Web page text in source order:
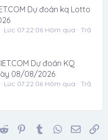
Dự đoán kq Lotto
Lúc 07:22:06 Hôm qua
Trả
Dự đoán KQ
08/08/2026
Lúc 07:22:06 Hôm qua
Trả
Reddit Pinterest
Tumblr WhatsApp
Email